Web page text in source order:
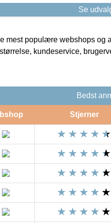
Se
mest populære webshops og
kundeservice,
Bedst
Stjerner